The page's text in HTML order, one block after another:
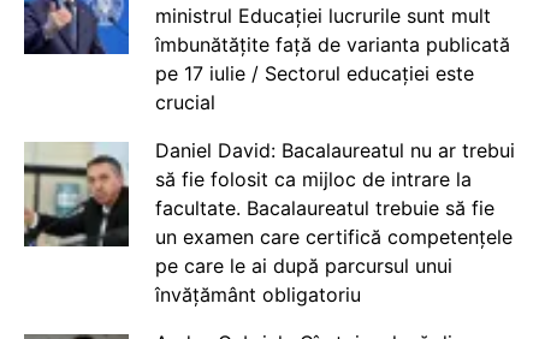
ministrul Educației lucrurile sunt mult
îmbunătățite față de varianta publicată
pe 17 iulie / Sectorul educației este
crucial
Daniel David: Bacalaureatul nu ar trebui
să fie folosit ca mijloc de intrare la
facultate. Bacalaureatul trebuie să fie
un examen care certifică competențele
pe care le ai după parcursul unui
învățământ obligatoriu